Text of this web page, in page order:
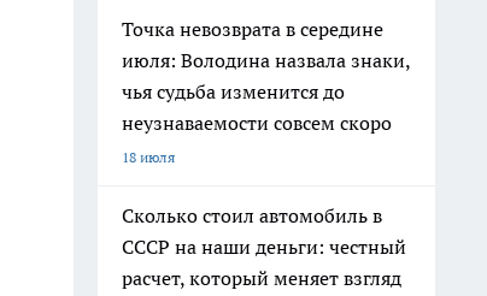
Точка невозврата в середине
июля: Володина назвала знаки,
чья судьба изменится до
неузнаваемости совсем скоро
18 июля
Сколько стоил автомобиль в
СССР на наши деньги: честный
расчет, который меняет взгляд